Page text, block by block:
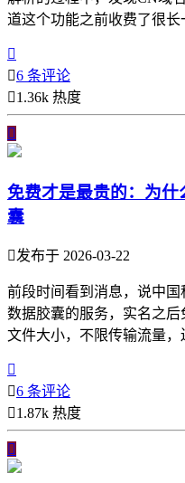
道这个功能之前收费了很长

6 条评论
1.36k 热度

免费才是最贵的：为
囊
发布于 2026-03-22
前段时间看到消息，说中
数据胶囊的服务，实名之
文件大小，不限传输流量，

6 条评论
1.87k 热度
